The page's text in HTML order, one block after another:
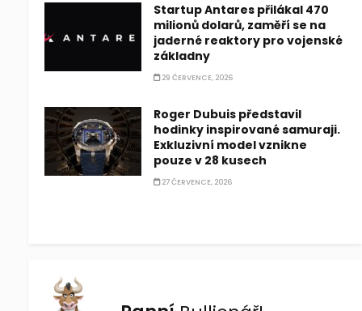
Startup Antares přilákal 470
milionů dolarů, zaměří se na
jaderné reaktory pro vojenské
základny
29 ČERVENCE, 2026
Roger Dubuis představil
hodinky inspirované samuraji.
Exkluzivní model vznikne
pouze v 28 kusech
27 ČERVENCE, 2026